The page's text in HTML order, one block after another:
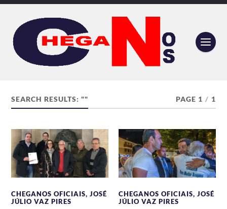
SEARCH RESULTS: "" PAGE 1 / 1
CHEGANOS OFICIAIS,JOSÉ
JÚLIO VAZ PIRES
CHEGANOS OFICIAIS,JOSÉ
JÚLIO VAZ PIRES